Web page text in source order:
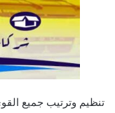
تنظيم وترتيب جميع